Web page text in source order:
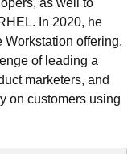
In 2020, he
Workstation offering,
of leading a
marketers, and
on customers using